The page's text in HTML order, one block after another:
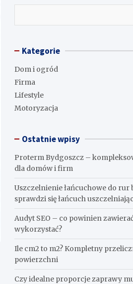
Kategorie
Dom i ogród
Firma
Lifestyle
Motoryzacja
Ostatnie wpisy
Proterm Bydgoszcz –
dla domów i firm
Uszczelnienie łańcuchowe do
sprawdzi się łańcuch
Audyt SEO – co powinien
wykorzystać?
Ile cm2 to m2? Kompletny
powierzchni
Czy idealne proporcje zaprawy